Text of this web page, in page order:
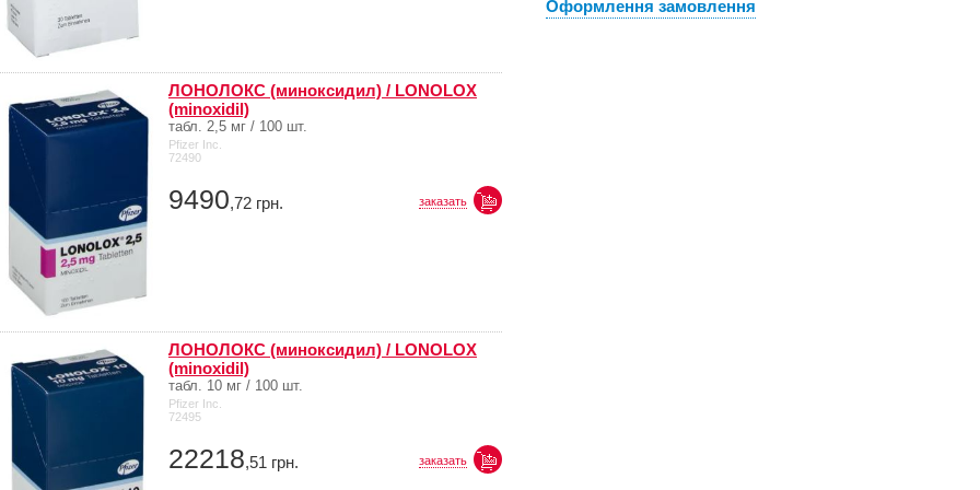
ЛОНОЛОКС (миноксидил) / LONOLOX
(minoxidil)
табл. 2,5 мг / 100 шт.
Pfizer Inc.
72490
9490,72 грн. заказать
ЛОНОЛОКС (миноксидил) / LONOLOX
(minoxidil)
табл. 10 мг / 100 шт.
Pfizer Inc.
72495
22218,51 грн. заказать
Оформлення замовлення